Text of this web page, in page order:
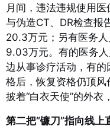
月间，违法违规使用
与伪造CT、DR检查报
20.3万元；另有医务
9.03万元。有的医务
边从事诊疗活动，有
格后，恢复资格仍顶风
披着“白衣天使”的外衣
第二把“镰刀”指向线上